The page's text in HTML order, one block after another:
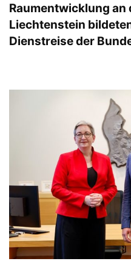
Raumentwicklung
Liechtenstein
Dienstreise der